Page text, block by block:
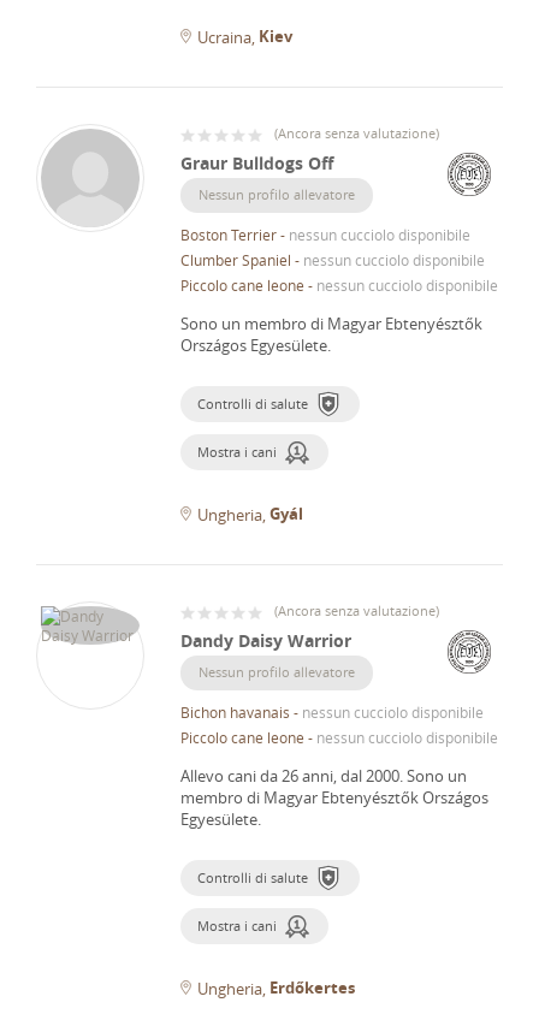
Ucraina Kiev
(Ancora senza valutazione)
Graur Bulldogs Off
Nessun profilo allevatore
Boston Terrier- nessun cucciolo disponibile
Clumber Spaniel - nessun cucciolo disponibile
Piccolo cane leone - nessun cucciolo disponibile
Sono un membro di Magyar Ebtenyésztők
Országos Egyesülete.
Controlli di salute
Mostra i cani
Ungheria Gyál
(Ancora senza valutazione)
Dandy Daisy Warrior
Nessun profilo allevatore
Bichon havanais - nessun cucciolo disponibile
Piccolo cane leone - nessun cucciolo disponibile
Allevo cani da 26 anni, dal 2000.Sono un
membro di Magyar Ebtenyésztők Országos
Egyesülete.
Controlli di salute
Mostra i cani
Ungheria Erdőkertes